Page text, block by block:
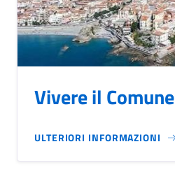
Vivere il Comune
ULTERIORI INFORMAZIONI